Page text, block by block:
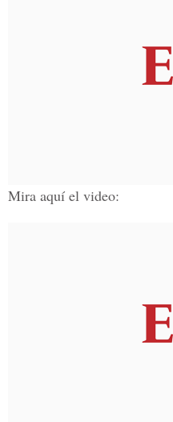
Mira aquí el video: